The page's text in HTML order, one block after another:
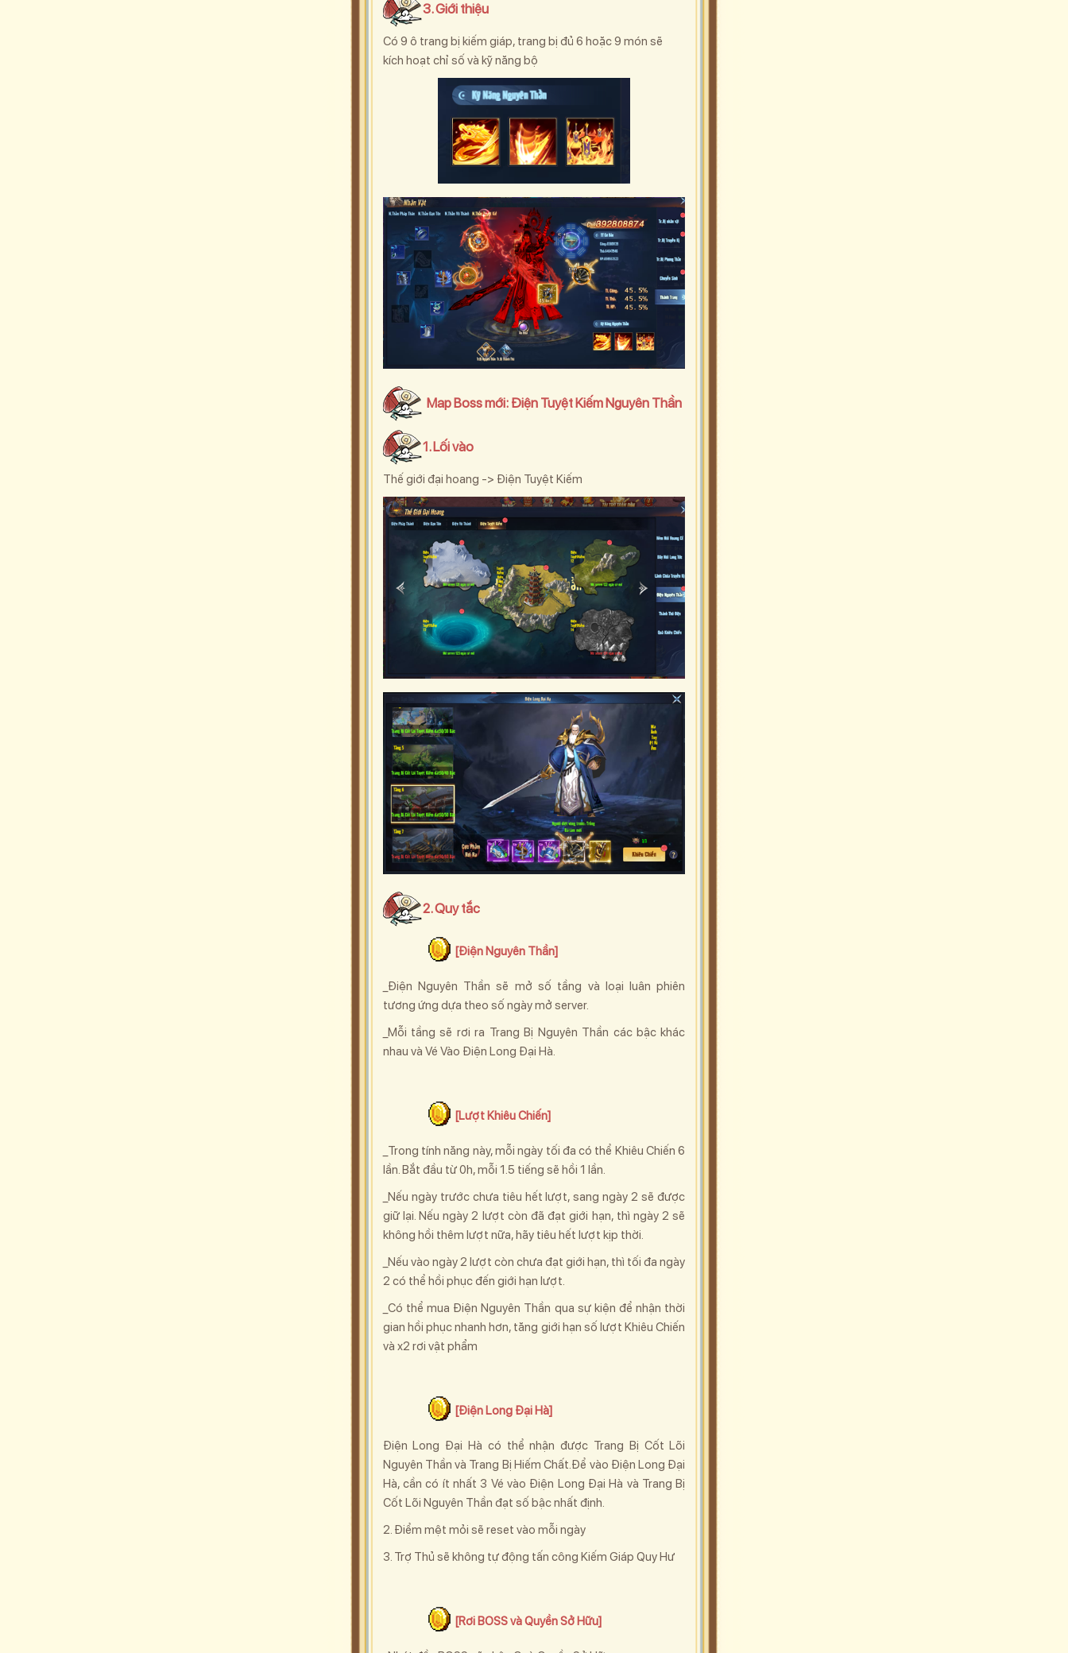
3. Giới thiệu
Có 9 ô trang bị kiếm giáp, trang bị đủ 6 hoặc 9 món sẽ
kích hoạt chỉ số và kỹ năng bộ
Map Boss mới: Điện Tuyệt Kiếm Nguyên Thần
1. Lối vào
Thế giới đại hoang -> Điện Tuyệt Kiếm
2. Quy tắc
[Điện Nguyên Thần]
_Điện Nguyên Thần sẽ mở số tầng và loại luân phiên
tương ứng dựa theo số ngày mở server.
_Mỗi tầng sẽ rơi ra Trang Bị Nguyên Thần các bậc khác
nhau và Vé Vào Điện Long Đại Hà.
[Lượt Khiêu Chiến]
_Trong tính năng này, mỗi ngày tối đa có thể Khiêu Chiến 6
lần. Bắt đầu từ 0h, mỗi 1.5 tiếng sẽ hồi 1 lần.
_Nếu ngày trước chưa tiêu hết lượt, sang ngày 2 sẽ được
giữ lại. Nếu ngày 2 lượt còn đã đạt giới hạn, thì ngày 2 sẽ
không hồi thêm lượt nữa, hãy tiêu hết lượt kịp thời.
_Nếu vào ngày 2 lượt còn chưa đạt giới hạn, thì tối đa ngày
2 có thể hồi phục đến giới hạn lượt.
_Có thể mua Điện Nguyên Thần qua sự kiện để nhận thời
gian hồi phục nhanh hơn, tăng giới hạn số lượt Khiêu Chiến
và x2 rơi vật phẩm
[Điện Long Đại Hà]
Điện Long Đại Hà có thể nhận được Trang Bị Cốt Lõi
Nguyên Thần và Trang Bị Hiếm Chất.Để vào Điện Long Đại
Hà, cần có ít nhất 3 Vé vào Điện Long Đại Hà và Trang Bị
Cốt Lõi Nguyên Thần đạt số bậc nhất định.
2. Điểm mệt mỏi sẽ reset vào mỗi ngày
3. Trợ Thủ sẽ không tự động tấn công Kiếm Giáp Quy Hư
[Rơi BOSS và Quyền Sở Hữu]